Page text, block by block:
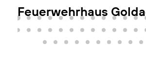
Feuerwehrhaus